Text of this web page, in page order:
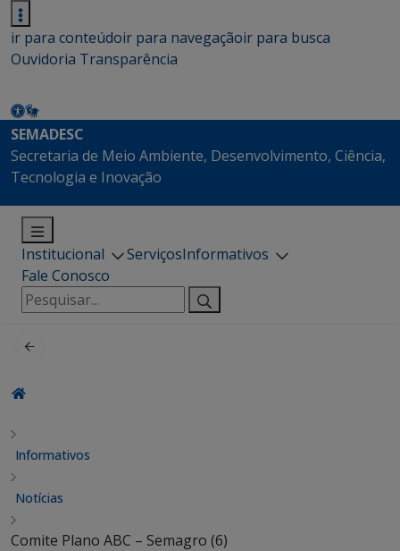
ir para conteúdoir para navegaçãoir para busca
Ouvidoria Transparência
SEMADESC
Secretaria de Meio Ambiente, Desenvolvimento, Ciência,
Tecnologia e Inovação
Institucional ServiçosInformativos
Fale Conosco
Pesquisar
por:
Informativos
Notícias
Comite Plano ABC – Semagro (6)